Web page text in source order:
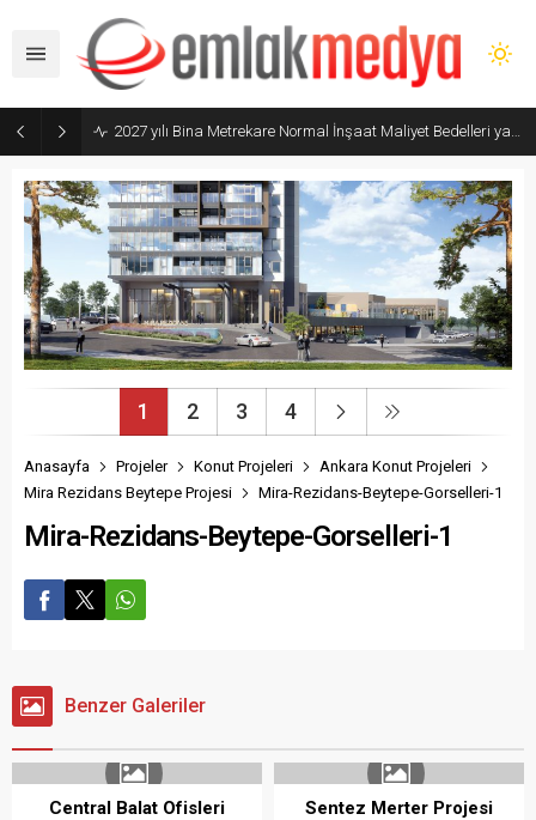
2027 yılı Bina Metrekare Normal İnşaat Maliyet Bedelleri yayımlandı
1 2 3 4
Anasayfa Projeler Konut Projeleri
Ankara Konut Projeleri
Mira Rezidans Beytepe Projesi
Mira-Rezidans-Beytepe-Gorselleri-1
Mira-Rezidans-Beytepe-Gorselleri-1
Benzer Galeriler
Central Balat Ofisleri Sentez Merter Projesi